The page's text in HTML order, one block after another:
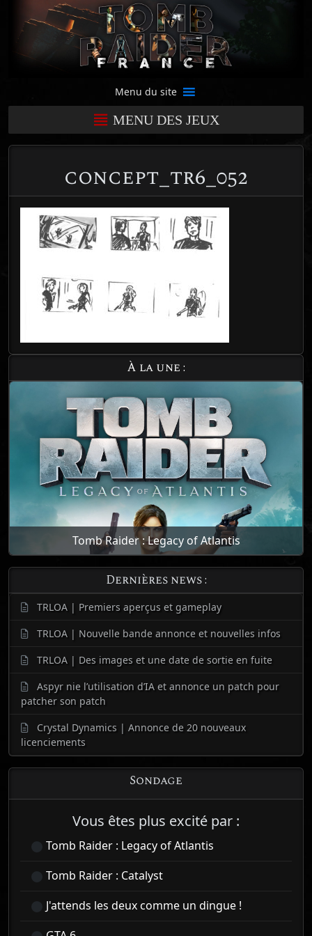
Menu du site
MENU DES JEUX
concept_tr6_052
À la une :
Tomb Raider : Legacy of Atlantis
Dernières news :
TRLOA | Premiers aperçus et gameplay
TRLOA | Nouvelle bande annonce et nouvelles infos
TRLOA | Des images et une date de sortie en fuite
Aspyr nie l’utilisation d’IA et annonce un patch pour
patcher son patch
Crystal Dynamics | Annonce de 20 nouveaux
licenciements
Sondage
Vous êtes plus excité par :
Tomb Raider : Legacy of Atlantis
Tomb Raider : Catalyst
J'attends les deux comme un dingue !